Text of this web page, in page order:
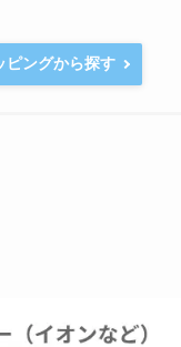
ピングから探す